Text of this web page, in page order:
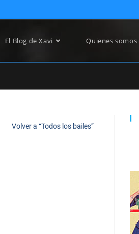
El Blog de Xavi Quienes somos
Volver a “Todos los bailes”